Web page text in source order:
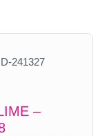
D-241327
–